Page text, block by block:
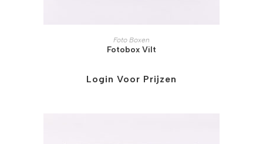
Foto Boxen
Fotobox Vilt
Login Voor Prijzen